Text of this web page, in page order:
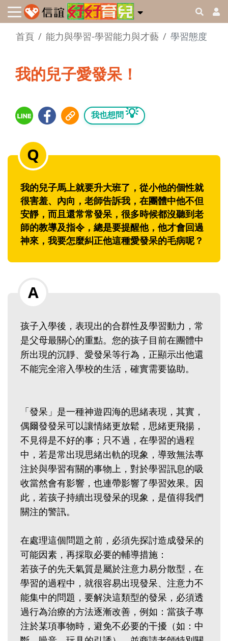
首頁 能力與學習-學習能力與才藝 學習態度
我的兒子愛發呆！
我也想問 💡
我的兒子馬上就要升大班了，從小他的個性就
很害羞、內向，老師告訴我，在團體中他不但
安靜，而且還常常發呆，很多時候都沒聽到老
師的教導及指令，總是要提醒他，他才會回過
神來，我要怎麼糾正他這種愛發呆的毛病呢？
孩子入學後，表現出的合群性及學習動力，常
是父母最關心的重點。您的孩子目前在團體中
所出現的沉靜、愛發呆等行為，正顯示出他還
不能完全溶入學校的生活，確實需要協助。
「發呆」是一種神遊四海的思緒表現，其實，
偶爾發發呆可以讓情緒更放鬆，思緒更飛揚，
不見得是不好的事；只不過，在學習的過程
中，若是常出現思緒出軌的現象，導致無法專
注於與學習有關的事物上，對於學習訊息的吸
收當然會有影響，也連帶影響了學習效果。因
此，若孩子持續出現發呆的現象，是值得我們
關注的警訊。
在處理這個問題之前，必須先探討造成發呆的
可能因素，再採取必要的輔導措施：
若孩子的先天氣質是屬於注意力易分散型，在
學習的過程中，就很容易出現發呆、注意力不
能集中的問題，要解決這類型的發呆，必須透
過行為治療的方法逐漸改善，例如：當孩子專
注於某項事物時，避免不必要的干擾（如：中